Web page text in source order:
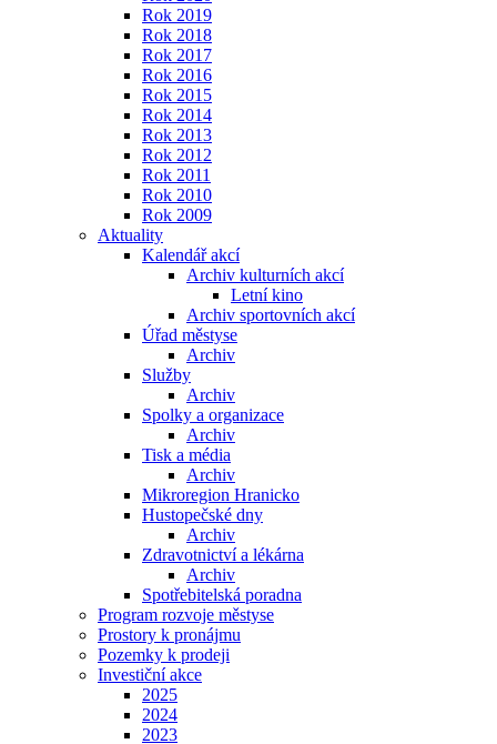
Rok 2019
Rok 2018
Rok 2017
Rok 2016
Rok 2015
Rok 2014
Rok 2013
Rok 2012
Rok 2011
Rok 2010
Rok 2009
Aktuality
Kalendář akcí
Archiv kulturních akcí
Letní kino
Archiv sportovních akcí
Úřad městyse
Archiv
Služby
Archiv
Spolky a organizace
Archiv
Tisk a média
Archiv
Mikroregion Hranicko
Hustopečské dny
Archiv
Zdravotnictví a lékárna
Archiv
Spotřebitelská poradna
Program rozvoje městyse
Prostory k pronájmu
Pozemky k prodeji
Investiční akce
2025
2024
2023